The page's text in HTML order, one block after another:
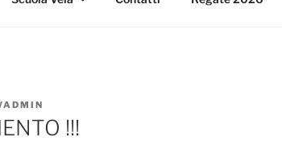
!!!